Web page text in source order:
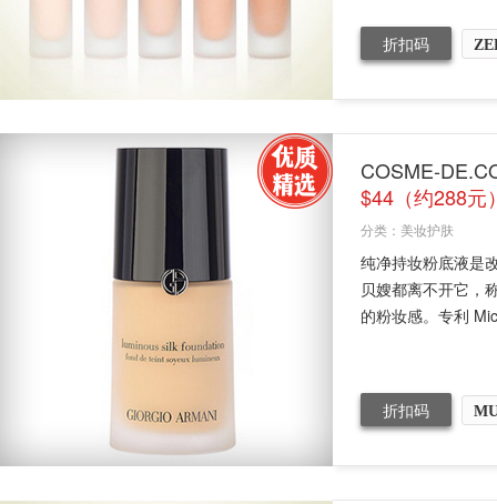
折扣码
COSME-
$44（约288元
分类： 美妆护肤
纯净持妆粉底液是
贝嫂都离不开它，
的粉妆感。专利
折扣码